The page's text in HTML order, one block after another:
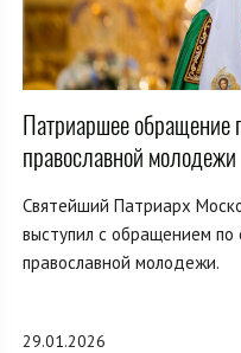
Патриаршее обращение
православной молодежи
Святейший Патриарх
выступил с обращением
православной молодежи.
29.01.2026